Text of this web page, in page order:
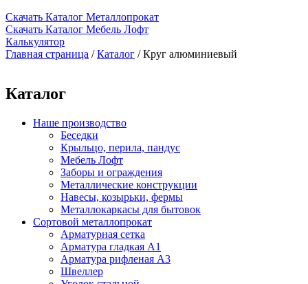
Скачать Каталог Металлопрокат
Скачать Каталог Мебель Лофт
Калькулятор
Главная страница /Каталог /Круг алюминиевый
Каталог
Наше производство
Беседки
Крыльцо, перила, пандус
Мебель Лофт
Заборы и ограждения
Металлические конструкции
Навесы, козырьки, фермы
Металлокаркасы для бытовок
Сортовой металлопрокат
Арматурная сетка
Арматура гладкая А1
Арматура рифленая А3
Швеллер